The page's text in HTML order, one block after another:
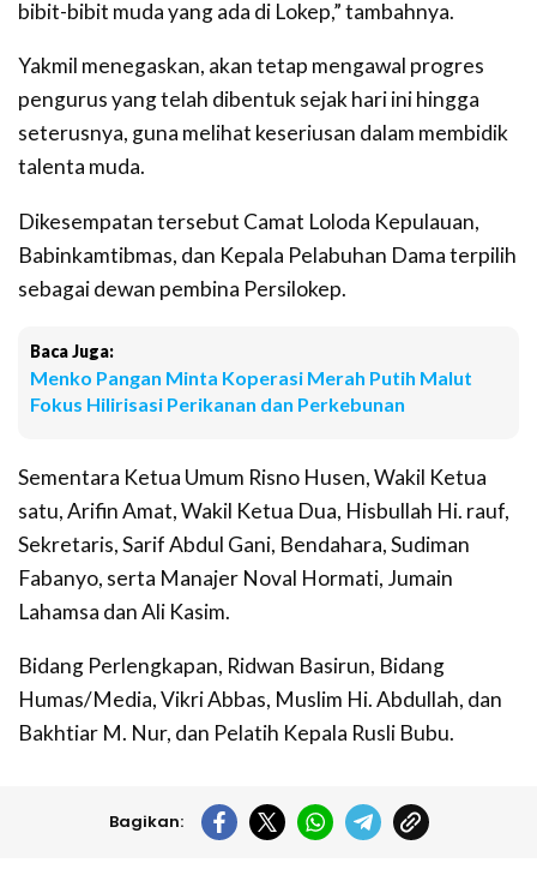
bibit-bibit muda yang ada di Lokep,” tambahnya.
Yakmil menegaskan, akan tetap mengawal progres
pengurus yang telah dibentuk sejak hari ini hingga
seterusnya, guna melihat keseriusan dalam membidik
talenta muda.
Dikesempatan tersebut Camat Loloda Kepulauan,
Babinkamtibmas, dan Kepala Pelabuhan Dama terpilih
sebagai dewan pembina Persilokep.
Baca Juga:
Menko Pangan Minta Koperasi Merah Putih Malut
Fokus Hilirisasi Perikanan dan Perkebunan
Sementara Ketua Umum Risno Husen, Wakil Ketua
satu, Arifin Amat, Wakil Ketua Dua, Hisbullah Hi. rauf,
Sekretaris, Sarif Abdul Gani, Bendahara, Sudiman
Fabanyo, serta Manajer Noval Hormati, Jumain
Lahamsa dan Ali Kasim.
Bidang Perlengkapan, Ridwan Basirun, Bidang
Humas/Media, Vikri Abbas, Muslim Hi. Abdullah, dan
Bakhtiar M. Nur, dan Pelatih Kepala Rusli Bubu.
Bagikan: